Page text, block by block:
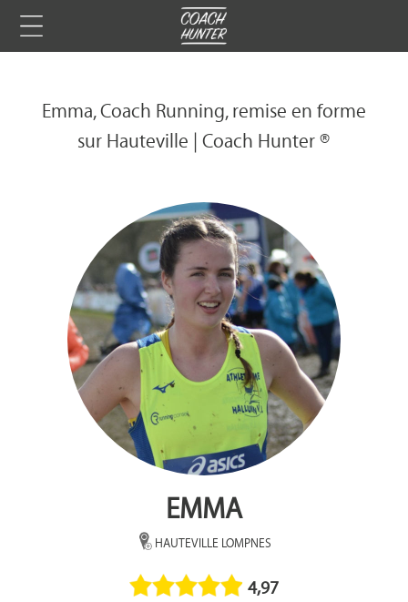
Emma, Coach Running, remise en forme
sur Hauteville | Coach Hunter ®
EMMA
HAUTEVILLE LOMPNES
4,97